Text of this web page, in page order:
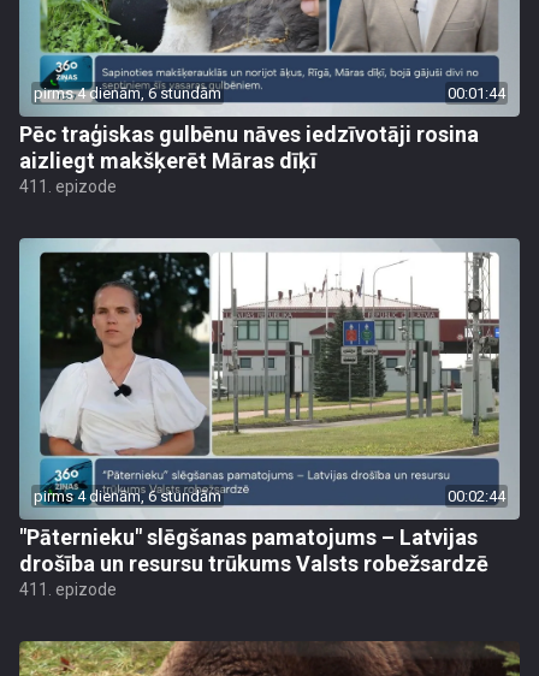
pirms 4 dienām, 6 stundām 00:01:44
Pēc traģiskas gulbēnu nāves iedzīvotāji rosina
aizliegt makšķerēt Māras dīķī
411. epizode
pirms 4 dienām, 6 stundām 00:02:44
"Pāternieku" slēgšanas pamatojums – Latvijas
drošība un resursu trūkums Valsts robežsardzē
411. epizode